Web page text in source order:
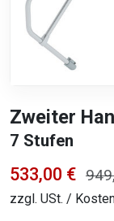
Zweiter
7 Stufen
533,00 €
zzgl. USt. /